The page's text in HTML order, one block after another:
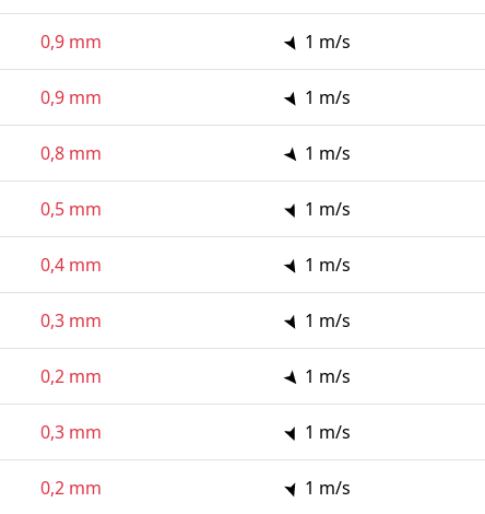
0,9 mm 1 m/s
0,9 mm 1 m/s
0,8 mm 1 m/s
0,5 mm 1 m/s
0,4 mm 1 m/s
0,3 mm 1 m/s
0,2 mm 1 m/s
0,3 mm 1 m/s
0,2 mm 1 m/s